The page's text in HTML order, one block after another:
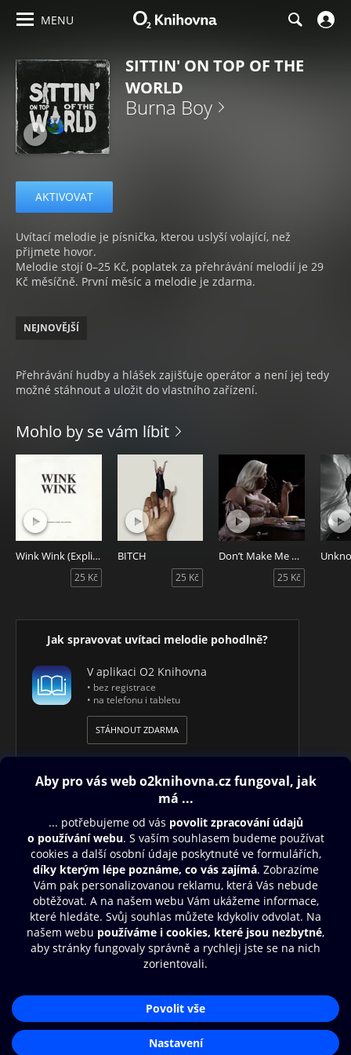
MENU
SITTIN' ON TOP OF THE
WORLD
Burna Boy
AKTIVOVAT
Uvítací melodie je písnička, kterou uslyší volající, než
přijmete hovor.
Melodie stojí 0–25 Kč, poplatek za přehrávání melodií je 29
Kč měsíčně. První měsíc a melodie je zdarma.
NEJNOVĚJŠÍ
Přehrávání hudby a hlášek zajišťuje operátor a není jej tedy
možné stáhnout a uložit do vlastního zařízení.
Mohlo by se vám líbit
Wink Wink (Explicit)
25 Kč
BITCH
25 Kč
Don’t Make Me Love U
25 Kč
Jak spravovat uvítaci melodie pohodlně?
V aplikaci O2 Knihovna
• bez registrace
• na telefonu i tabletu
STÁHNOUT ZDARMA
Obsah ke stažení
Moje O2 Knihovna
Další zábava
© O2 Czech Republic a.s.
Zásady zpracování osobních údajůAplikace O2 Knihovna
Čti a poslouchej své e-knihy a